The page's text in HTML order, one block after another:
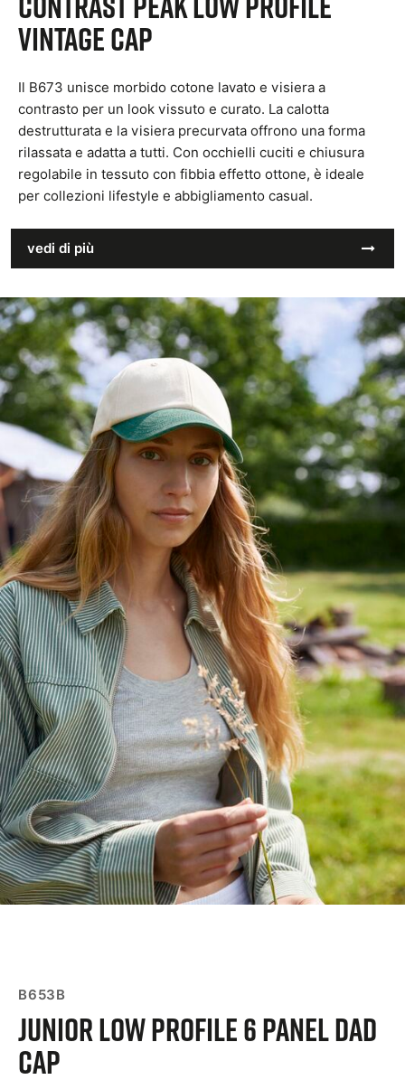
Vintage Cap
Il B673 unisce morbido cotone lavato e visiera a
contrasto per un look vissuto e curato. La calotta
destrutturata e la visiera precurvata offrono una forma
rilassata e adatta a tutti. Con occhielli cuciti e chiusura
regolabile in tessuto con fibbia effetto ottone, è ideale
per collezioni lifestyle e abbigliamento casual.
vedi di più
B653B
Junior Low Profile 6 Panel Dad
Cap